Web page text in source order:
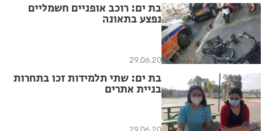
בת ים: רוכב אופניים חשמליים
נפצע בתאונה
29.06.20
בת ים: שתי תלמידות זכו בתחרות
בניית אתרים